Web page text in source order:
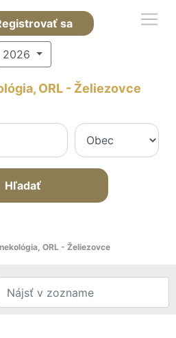
sa
2026
ORL - Želiezovce
Hľadať
ORL - Želiezovce